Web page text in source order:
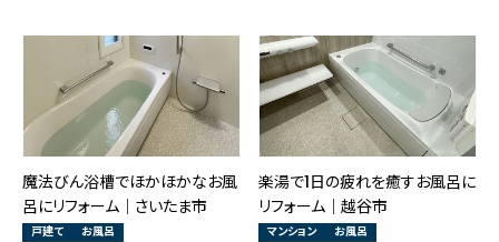
魔法びん浴槽でほかほかなお風
呂にリフォーム｜さいたま市
戸建て お風呂
楽湯で1日の疲れを癒すお風呂に
リフォーム｜越谷市
マンション お風呂